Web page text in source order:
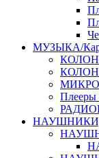
МУЗЫКА/
Плееры